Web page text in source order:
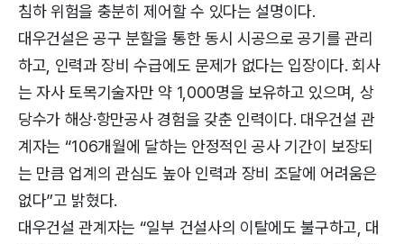
침하 위험을 충분히 제어할 수 있다는 설명이다.
대우건설은 공구 분할을 통한 동시 시공으로 공기를 관리
하고, 인력과 장비 수급에도 문제가 없다는 입장이다. 회사
는 자사 토목기술자만 약 1,000명을 보유하고 있으며, 상
당수가 해상·항만공사 경험을 갖춘 인력이다. 대우건설 관
계자는 “106개월에 달하는 안정적인 공사 기간이 보장되
는 만큼 업계의 관심도 높아 인력과 장비 조달에 어려움은
없다”고 밝혔다.
대우건설 관계자는 “일부 건설사의 이탈에도 불구하고, 대